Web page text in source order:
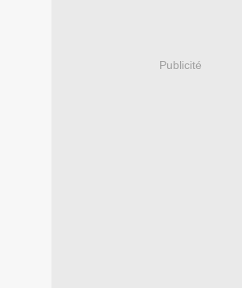
Publicité